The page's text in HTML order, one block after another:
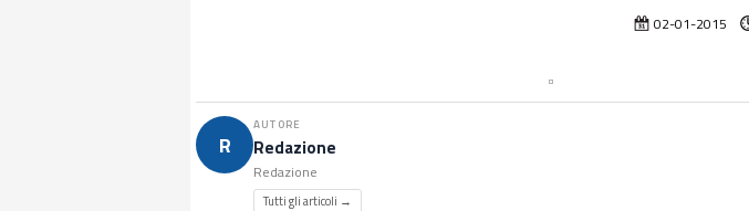
02-01-2015
R
AUTORE
Redazione
Redazione
Tutti gli articoli →